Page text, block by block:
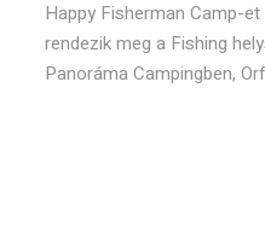
Happy Fisherman Camp-
rendezik meg a Fishing
Panoráma Campingben,